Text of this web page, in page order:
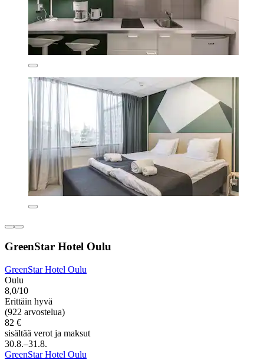
GreenStar Hotel Oulu
GreenStar Hotel Oulu
Oulu
8,0/10
Erittäin hyvä
(922 arvostelua)
82 €
sisältää verot ja maksut
30.8.–31.8.
GreenStar Hotel Oulu